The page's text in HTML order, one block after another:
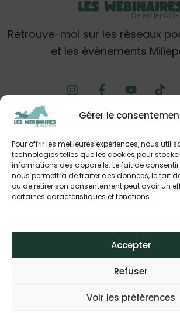
Gérer le
Pour offrir les meilleures expériences, nous
technologies telles que les cookies pour
informations des appareils. Le fait de
nous permettra de traiter des données, le fait
ou de retirer son consentement peut avoir un
certaines caractéristiques et fonctions.
Accepter
Refuser
Voir les préférences
Retrouve-moi sur les réseaux
et les événements
Mon compte
Points de fidélité
Questions
Contact
Mentions légales
du cheval | Fait avec passion par